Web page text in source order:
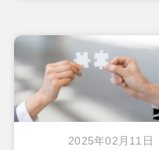
2025年02月11日